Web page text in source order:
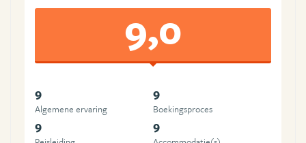
9,0
9
Algemene ervaring
9
Boekingsproces
9 9